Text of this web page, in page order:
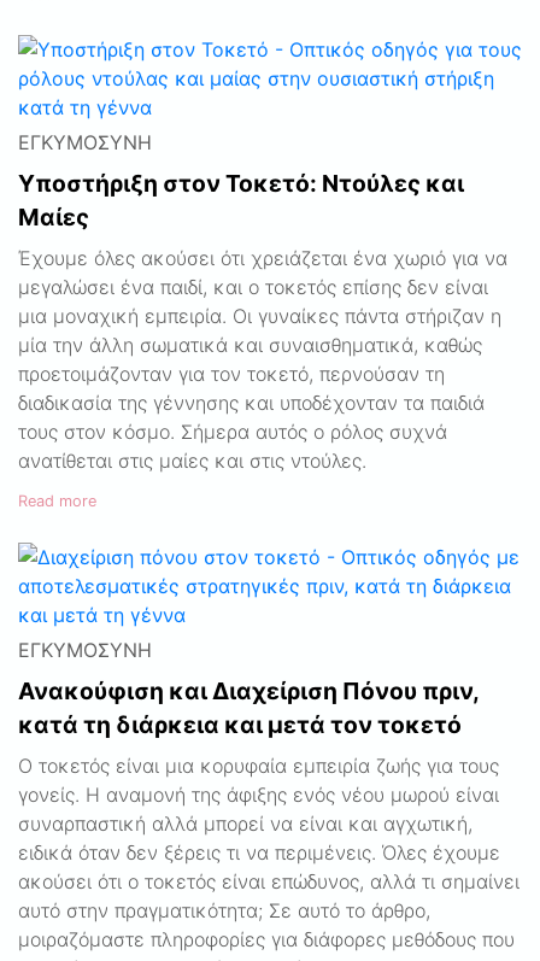
ΕΓΚΥΜΟΣΎΝΗ
Υποστήριξη στον Τοκετό: Ντούλες και
Μαίες
Έχουμε όλες ακούσει ότι χρειάζεται ένα χωριό για να
μεγαλώσει ένα παιδί, και ο τοκετός επίσης δεν είναι
μια μοναχική εμπειρία. Οι γυναίκες πάντα στήριζαν η
μία την άλλη σωματικά και συναισθηματικά, καθώς
προετοιμάζονταν για τον τοκετό, περνούσαν τη
διαδικασία της γέννησης και υποδέχονταν τα παιδιά
τους στον κόσμο. Σήμερα αυτός ο ρόλος συχνά
ανατίθεται στις μαίες και στις ντούλες.
Read more
ΕΓΚΥΜΟΣΎΝΗ
Ανακούφιση και Διαχείριση Πόνου πριν,
κατά τη διάρκεια και μετά τον τοκετό
Ο τοκετός είναι μια κορυφαία εμπειρία ζωής για τους
γονείς. Η αναμονή της άφιξης ενός νέου μωρού είναι
συναρπαστική αλλά μπορεί να είναι και αγχωτική,
ειδικά όταν δεν ξέρεις τι να περιμένεις. Όλες έχουμε
ακούσει ότι ο τοκετός είναι επώδυνος, αλλά τι σημαίνει
αυτό στην πραγματικότητα; Σε αυτό το άρθρο,
μοιραζόμαστε πληροφορίες για διάφορες μεθόδους που